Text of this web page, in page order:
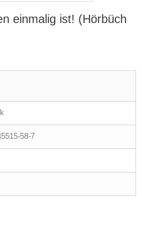
einmalig ist! (Hörbüch
58-7